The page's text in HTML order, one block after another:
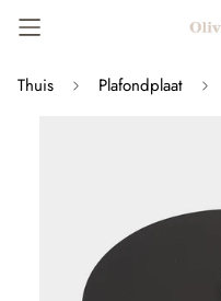
Thuis Plafondplaat